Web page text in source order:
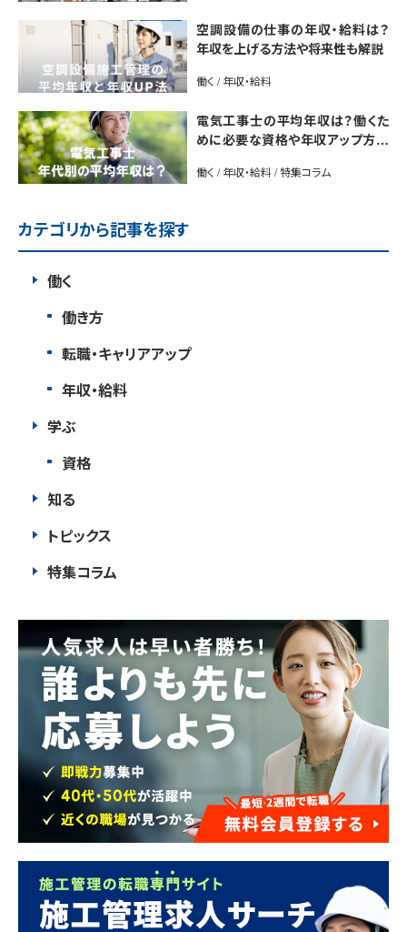
空調設備の仕事の年収・給料は？
年収を上げる方法や将来性も解説
働く / 年収・給料
電気工事士の平均年収は？働くた
めに必要な資格や年収アップ方法
働く / 年収・給料 / 特集コラム
カテゴリから記事を探す
働く
働き方
転職・キャリアアップ
年収・給料
学ぶ
資格
知る
トピックス
特集コラム